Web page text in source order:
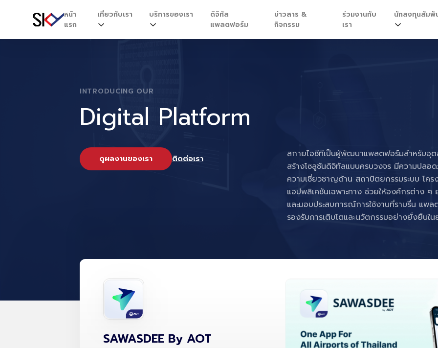
หน้า
แรก
เกี่ยวกับเรา บริการของเรา
ดิจิทัล
แพลตฟอร์ม
ข่าวสาร &
กิจกรรม
ร่วมงานกับ
เรา
นักลงทุนสัมพั
INTRODUCING OUR
Digital Platform
ดูผลงานของเรา ติดต่อเรา
สกายไอซีทีเป็นผู้พัฒนาแพลตฟอร์มสำหรับอุ
สร้างโซลูชันดิจิทัลแบบครบวงจร มีความปล
ความเชี่ยวชาญด้าน สถาปัตยกรรมระบบ โค
แอปพลิเคชันเฉพาะทาง ช่วยให้องค์กรต่าง ๆ
และมอบประสบการณ์การใช้งานที่ราบรื่น แ
รองรับการเติบโตและนวัตกรรมอย่างยั่งยืนใ
SAWASDEE By AOT